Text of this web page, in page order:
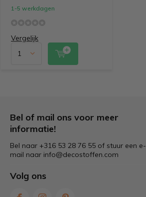
1-5 werkdagen
Vergelijk
Bel of mail ons voor meer
informatie!
Bel naar +316 53 28 76 55 of stuur een e-
mail naar info@decostoffen.com
Volg ons